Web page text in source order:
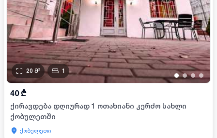
••••
20 მ² 1
40 ₾
ქირავდება დღიურად 1 ოთახიანი კერძო სახლი
ქობულეთში
ქობულეთი